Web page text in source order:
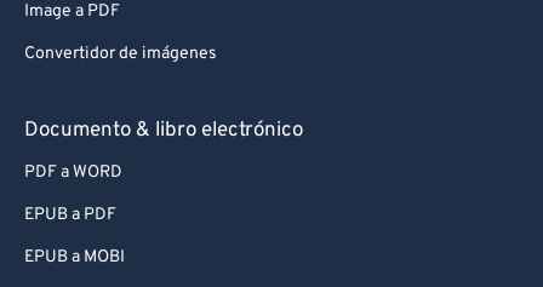
Image a PDF
Convertidor de imágenes
Documento & libro electrónico
PDF a WORD
EPUB a PDF
EPUB a MOBI